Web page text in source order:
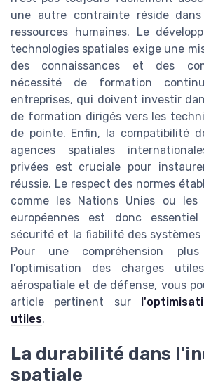
une autre contrainte réside
ressources humaines. Le
technologies spatiales exige une
des connaissances et des
nécessité de formation
entreprises, qui doivent investir
de formation dirigés vers les
de pointe. Enfin, la compatibilité
agences spatiales
privées est cruciale pour
réussie. Le respect des normes
comme les Nations Unies ou les
européennes est donc
sécurité et la fiabilité des systèmes
Pour une compréhension
l'optimisation des charges
aérospatiale et de défense, vous
article pertinent sur
utiles.
La durabilité dans
spatiale